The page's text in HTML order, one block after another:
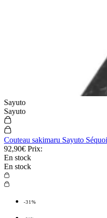
Sayuto
Sayuto
Couteau sakimaru Sayuto
92,90€ Prix:
En stock
En stock
-31%